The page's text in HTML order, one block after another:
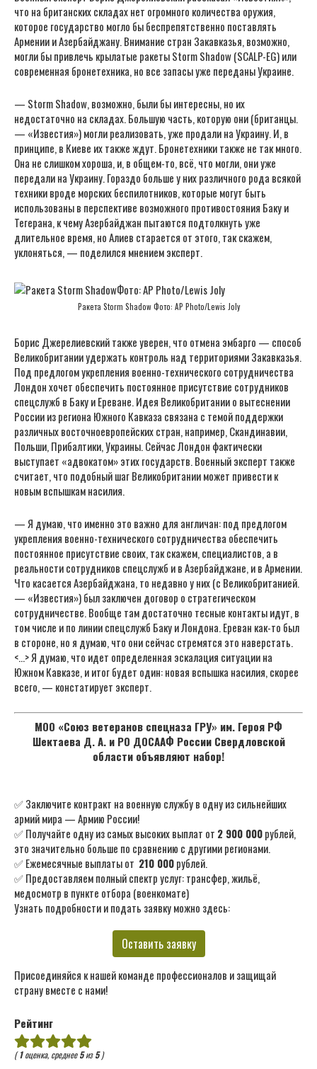
что на британских складах нет огромного количества оружия,
которое государство могло бы беспрепятственно поставлять
Армении и Азербайджану. Внимание стран Закавказья, возможно,
могли бы привлечь крылатые ракеты Storm Shadow (SCALP-EG) или
современная бронетехника, но все запасы уже переданы Украине.
— Storm Shadow, возможно, были бы интересны, но их
недостаточно на складах. Большую часть, которую они (британцы.
— «Известия») могли реализовать, уже продали на Украину. И, в
принципе, в Киеве их также ждут. Бронетехники также не так много.
Она не слишком хороша, и, в общем-то, всё, что могли, они уже
передали на Украину. Гораздо больше у них различного рода всякой
техники вроде морских беспилотников, которые могут быть
использованы в перспективе возможного противостояния Баку и
Тегерана, к чему Азербайджан пытаются подтолкнуть уже
длительное время, но Алиев старается от этого, так скажем,
уклоняться, — поделился мнением эксперт.
Ракета Storm Shadow Фото: AP Photo/Lewis Joly
Борис Джерелиевский также уверен, что отмена эмбарго — способ
Великобритании удержать контроль над территориями Закавказья.
Под предлогом укрепления военно-технического сотрудничества
Лондон хочет обеспечить постоянное присутствие сотрудников
спецслужб в Баку и Ереване. Идея Великобритании о вытеснении
России из региона Южного Кавказа связана с темой поддержки
различных восточноевропейских стран, например, Скандинавии,
Польши, Прибалтики, Украины. Сейчас Лондон фактически
выступает «адвокатом» этих государств. Военный эксперт также
считает, что подобный шаг Великобритании может привести к
новым вспышкам насилия.
— Я думаю, что именно это важно для англичан: под предлогом
укрепления военно-технического сотрудничества обеспечить
постоянное присутствие своих, так скажем, специалистов, а в
реальности сотрудников спецслужб и в Азербайджане, и в Армении.
Что касается Азербайджана, то недавно у них (с Великобританией.
— «Известия») был заключен договор о стратегическом
сотрудничестве. Вообще там достаточно тесные контакты идут, в
том числе и по линии спецслужб Баку и Лондона. Ереван как-то был
в стороне, но я думаю, что они сейчас стремятся это наверстать.
<…> Я думаю, что идет определенная эскалация ситуации на
Южном Кавказе, и итог будет один: новая вспышка насилия, скорее
всего, — констатирует эксперт.
МОО «Союз ветеранов спецназа ГРУ» им. Героя РФ
Шектаева Д. А. и РО ДОСААФ России Свердловской
области объявляют набор!
✅ Заключите контракт на военную службу в одну из сильнейших
армий мира — Армию России!
✅ Получайте одну из самых высоких выплат от 2 900 000рублей,
это значительно больше по сравнению с другими регионами.
✅ Ежемесячные выплаты от 210 000рублей.
✅ Предоставляем полный спектр услуг: трансфер, жильё,
медосмотр в пункте отбора (военкомате)
Узнать подробности и подать заявку можно здесь:
Оставить заявку
Присоединяйся к нашей команде профессионалов и защищай
страну вместе с нами!
Рейтинг
(1оценка, среднее5из5)